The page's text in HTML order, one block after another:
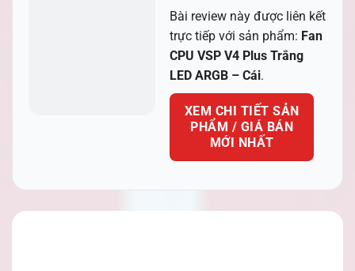
Bài review này được liên kết
trực tiếp với sản phẩm: Fan
CPU VSP V4 Plus Trắng
LED ARGB – Cái.
XEM CHI TIẾT SẢN
PHẨM / GIÁ BÁN
MỚI NHẤT